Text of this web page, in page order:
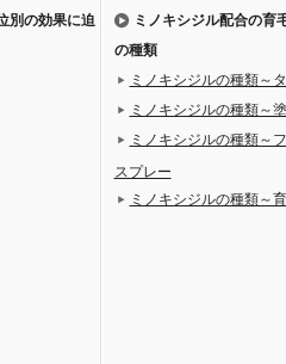
別の効果に迫
ミノキシジル配合の育
の種類
ミノキシジルの種類～
ミノキシジルの種類～
ミノキシジルの種類～
スプレー
ミノキシジルの種類～